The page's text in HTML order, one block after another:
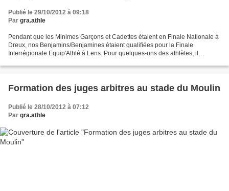
Publié le 29/10/2012 à 09:18
Par gra.athle
Pendant que les Minimes Garçons et Cadettes étaient en Finale Nationale à
Dreux, nos Benjamins/Benjamines étaient qualifiées pour la Finale
Interrégionale Equip'Athlé à Lens. Pour quelques-uns des athlètes, il
Formation des juges arbitres au stade du Moulin
Publié le 28/10/2012 à 07:12
Par gra.athle